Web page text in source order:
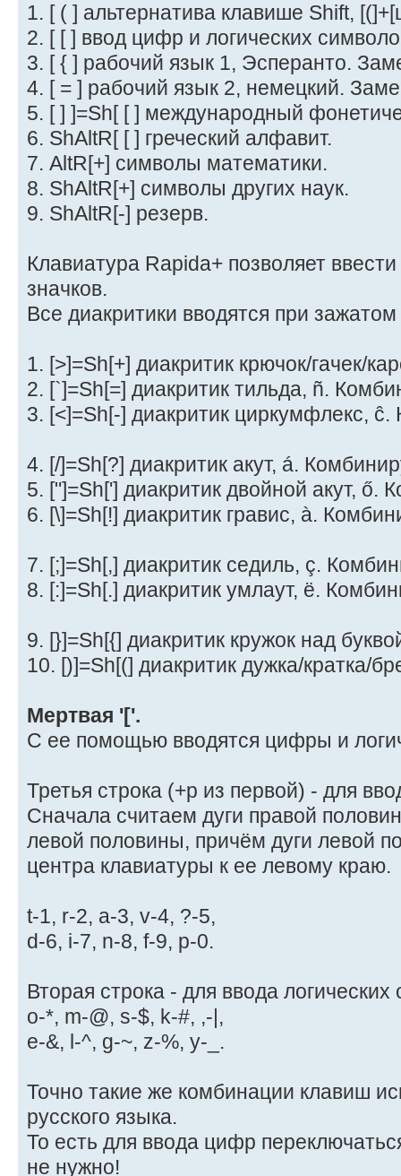
1. [ ( ] альтернатива клавише Shift,
2. [ [ ] ввод цифр и логических
3. [ { ] рабочий язык 1, Эсперанто.
4. [ = ] рабочий язык 2, немецкий.
5. [ ] ]=Sh[ [ ] международный
6. ShAltR[ [ ] греческий алфавит.
7. AltR[+] символы математики.
8. ShAltR[+] символы других наук.
9. ShAltR[-] резерв.
Клавиатура Rapida+ позволяет
значков.
Все диакритики вводятся при
1. [>]=Sh[+] диакритик крючок/гачек/
2. [`]=Sh[=] диакритик тильда, ñ.
3. [<]=Sh[-] диакритик циркумфлекс,
4. [/]=Sh[?] диакритик акут, á.
5. ["]=Sh['] диакритик двойной акут, ő.
6. [\]=Sh[!] диакритик гравис, à.
7. [;]=Sh[,] диакритик седиль, ç.
8. [:]=Sh[.] диакритик умлаут, ё.
9. [}]=Sh[{] диакритик кружок над
10. [)]=Sh[(] диакритик дужка/кратка/
Мертвая '['.
С ее помощью вводятся цифры и
Третья строка (+p из первой) - для
Сначала считаем дуги правой
левой половины, причём дуги левой
центра клавиатуры к ее левому краю.
t-1, r-2, a-3, v-4, ?-5,
d-6, i-7, n-8, f-9, p-0.
Вторая строка - для ввода логических
o-*, m-@, s-$, k-#, ,-|,
e-&, l-^, g-~, z-%, y-_.
Точно такие же комбинации клавиш
русского языка.
То есть для ввода цифр
не нужно!